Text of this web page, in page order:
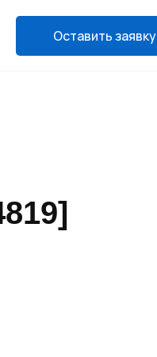
Оставить заявку